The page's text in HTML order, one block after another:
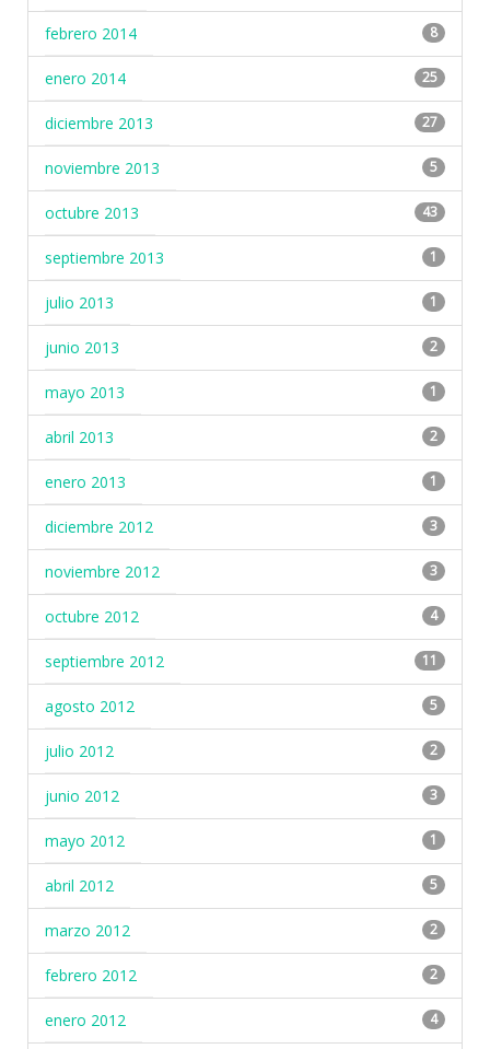
febrero 2014 8
enero 2014 25
diciembre 2013 27
noviembre 2013 5
octubre 2013 43
septiembre 2013 1
julio 2013 1
junio 2013 2
mayo 2013 1
abril 2013 2
enero 2013 1
diciembre 2012 3
noviembre 2012 3
octubre 2012 4
septiembre 2012 11
agosto 2012 5
julio 2012 2
junio 2012 3
mayo 2012 1
abril 2012 5
marzo 2012 2
febrero 2012 2
enero 2012 4